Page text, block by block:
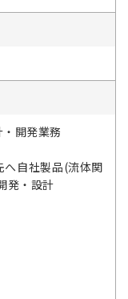
開発業務
自社製品(流体関
発・設計